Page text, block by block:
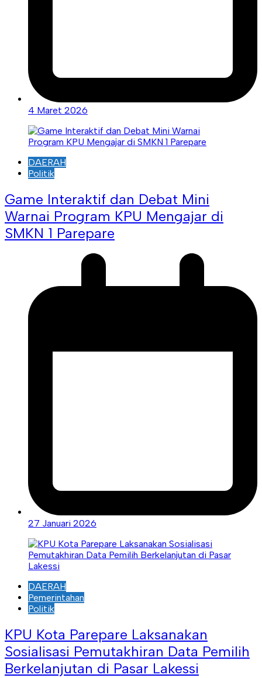
4 Maret 2026
DAERAH
Politik
Game Interaktif dan Debat Mini
Warnai Program KPU Mengajar di
SMKN 1 Parepare
27 Januari 2026
DAERAH
Pemerintahan
Politik
KPU Kota Parepare Laksanakan
Sosialisasi Pemutakhiran Data Pemilih
Berkelanjutan di Pasar Lakessi